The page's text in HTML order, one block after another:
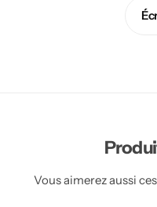
Vous aimerez aussi